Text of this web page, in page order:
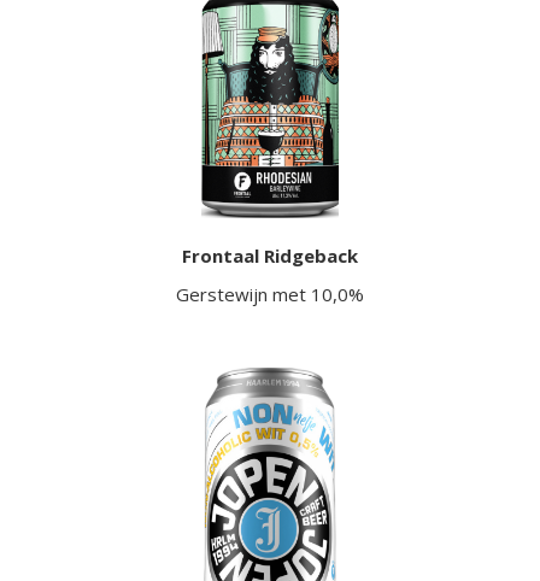
Frontaal Ridgeback
Gerstewijn met 10,0%